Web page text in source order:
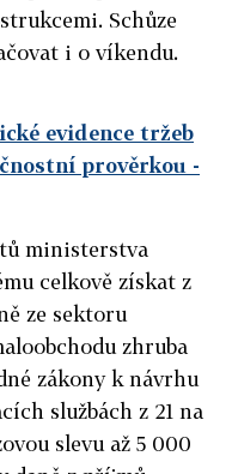
Schůze
i o víkendu.
evidence tržeb
prověrkou -
ministerstva
celkově získat z
ze sektoru
zhruba
zákony k návrhu
službách z 21 na
slevu až 5 000